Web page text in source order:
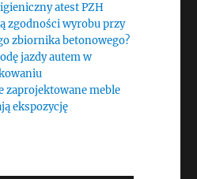
atest PZH
zgodności wyrobu przy
zbiornika betonowego?
jazdy autem w
zaprojektowane meble
ekspozycję